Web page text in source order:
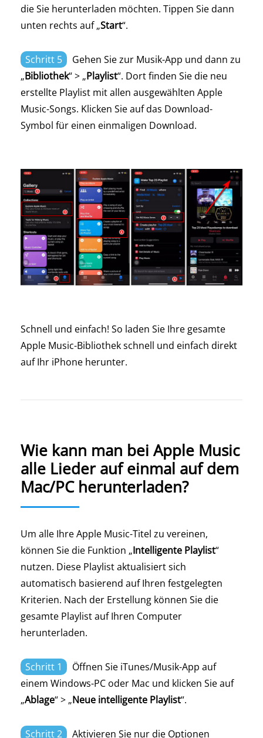
die Sie herunterladen möchten. Tippen Sie dann
unten rechts auf „Start“.
Schritt 5
Gehen Sie zur Musik-App und dann zu
„Bibliothek“ > „Playlist“. Dort finden Sie die neu
erstellte Playlist mit allen ausgewählten Apple
Music-Songs. Klicken Sie auf das Download-
Symbol für einen einmaligen Download.
Schnell und einfach! So laden Sie Ihre gesamte
Apple Music-Bibliothek schnell und einfach direkt
auf Ihr iPhone herunter.
Wie kann man bei Apple Music
alle Lieder auf einmal auf dem
Mac/PC herunterladen?
Um alle Ihre Apple Music-Titel zu vereinen,
können Sie die Funktion „Intelligente Playlist“
nutzen. Diese Playlist aktualisiert sich
automatisch basierend auf Ihren festgelegten
Kriterien. Nach der Erstellung können Sie die
gesamte Playlist auf Ihren Computer
herunterladen.
Schritt 1
Öffnen Sie iTunes/Musik-App auf
einem Windows-PC oder Mac und klicken Sie auf
„Ablage“ > „Neue intelligente Playlist“.
Schritt 2 Aktivieren Sie nur die Optionen